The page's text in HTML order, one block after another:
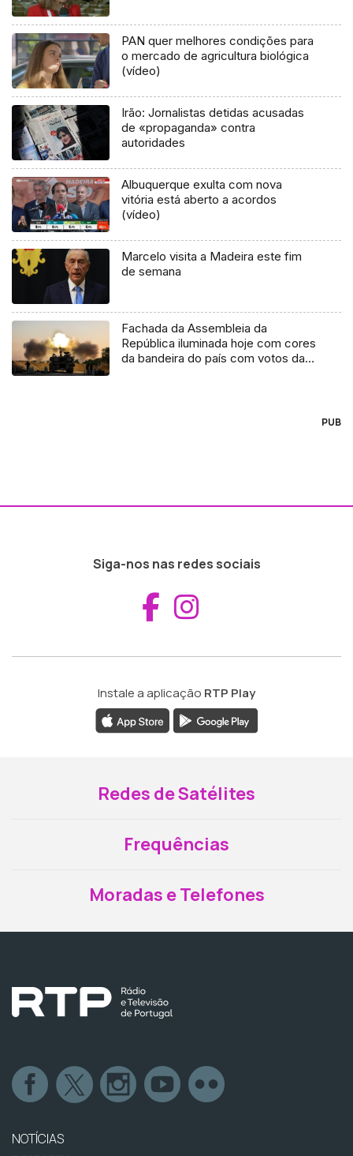
PAN quer melhores condições para
o mercado de agricultura biológica
(vídeo)
Irão: Jornalistas detidas acusadas
de «propaganda» contra
autoridades
Albuquerque exulta com nova
vitória está aberto a acordos
(vídeo)
Marcelo visita a Madeira este fim
de semana
Fachada da Assembleia da
República iluminada hoje com cores
da bandeira do país com votos da
PUB
Siga-nos nas redes sociais
Aceder ao
Instale a aplicação RTP Play
Redes de Satélites
Frequências
Moradas e Telefones
NOTÍCIAS